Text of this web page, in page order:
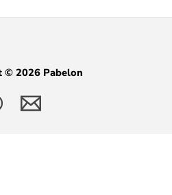
© 2026 Pabelon